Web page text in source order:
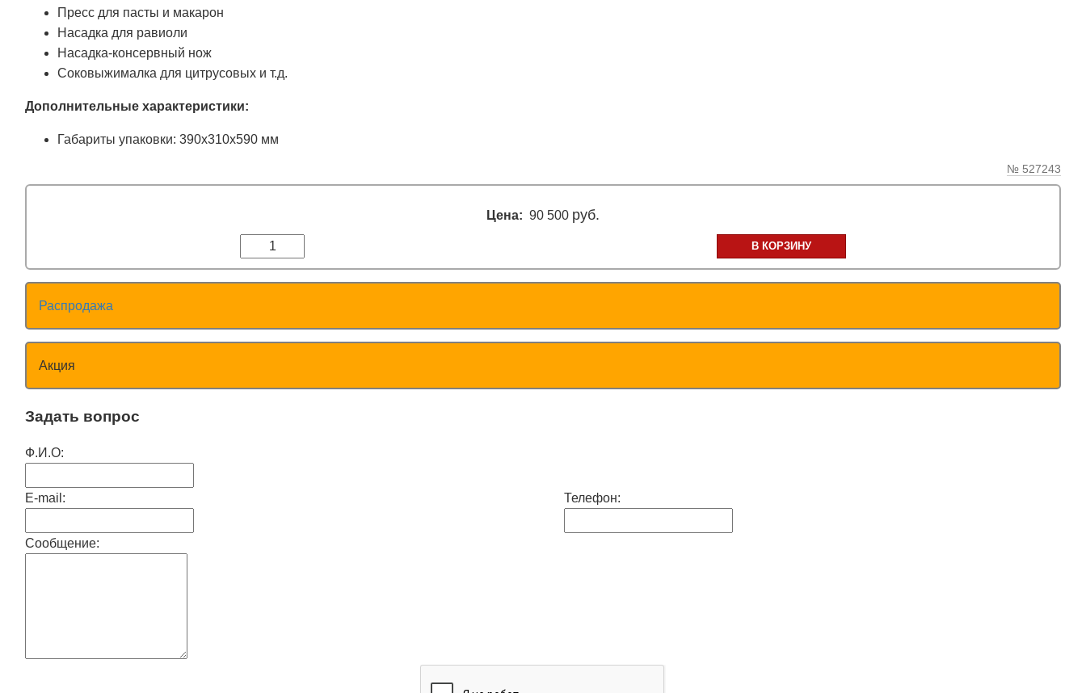
Пресс для пасты и макарон
Насадка для равиоли
Насадка-консервный нож
Соковыжималка для цитрусовых и т.д.
Дополнительные характеристики:
Габариты упаковки: 390х310х590 мм
№ 527243
Цена: 90 500 руб.
В КОРЗИНУ
Распродажа
Акция
Задать вопрос
Ф.И.О:
E-mail: Телефон:
Сообщение: